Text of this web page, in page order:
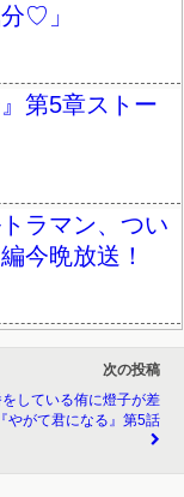
♡」
第5章ストー
ラマン、つい
今晩放送！
次の投稿
している侑に燈子が差
やがて君になる』第5話